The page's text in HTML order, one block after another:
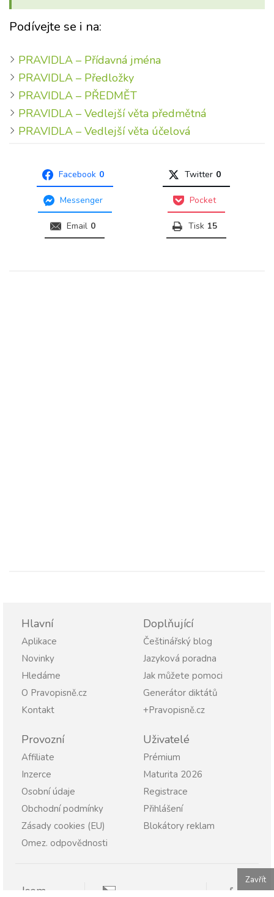
Podívejte se i na:
PRAVIDLA – Přídavná jména
PRAVIDLA – Předložky
PRAVIDLA – PŘEDMĚT
PRAVIDLA – Vedlejší věta předmětná
PRAVIDLA – Vedlejší věta účelová
Facebook 0 Twitter 0
Messenger Pocket
Email 0 Tisk 15
Hlavní
Aplikace
Novinky
Hledáme
O Pravopisně.cz
Kontakt
Doplňující
Češtinářský blog
Jazyková poradna
Jak můžete pomoci
Generátor diktátů
+Pravopisně.cz
Provozní
Affiliate
Inzerce
Osobní údaje
Obchodní podmínky
Zásady cookies (EU)
Omez. odpovědnosti
Uživatelé
Prémium
Maturita 2026
Registrace
Přihlášení
Blokátory reklam
Jsem
Zavřít